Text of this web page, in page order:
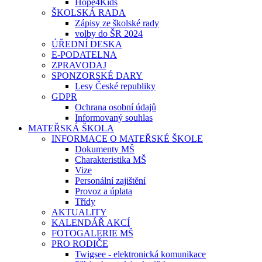
Hope4Kids
ŠKOLSKÁ RADA
Zápisy ze školské rady
volby do ŠR 2024
ÚŘEDNÍ DESKA
E-PODATELNA
ZPRAVODAJ
SPONZORSKÉ DARY
Lesy České republiky
GDPR
Ochrana osobní údajů
Informovaný souhlas
MATEŘSKÁ ŠKOLA
INFORMACE O MATEŘSKÉ ŠKOLE
Dokumenty MŠ
Charakteristika MŠ
Vize
Personální zajištění
Provoz a úplata
Třídy
AKTUALITY
KALENDÁŘ AKCÍ
FOTOGALERIE MŠ
PRO RODIČE
Twigsee - elektronická komunikace